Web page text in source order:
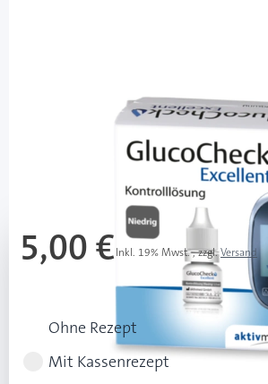
PZN: 09121113 / Diashop.de Kat.-Nr.111733
Lieferzeit 3-7 Werktage
5,00 €Inkl. 19% Mwst.,zzgl.Versand
Rezeptart wählen
Ohne Rezept
Mit Kassenrezept